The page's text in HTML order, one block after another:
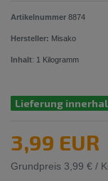
Artikelnummer 8874
Hersteller: Misako
Inhalt: 1 Kilogramm
Lieferung
3,99 EUR
Grundpreis 3,99 € /